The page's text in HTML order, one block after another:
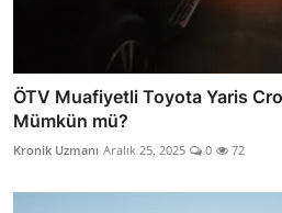
ÖTV Muafiyetli Toyota Yaris
Mümkün mü?
Kronik Uzmanı Aralık 25, 2025 0 72